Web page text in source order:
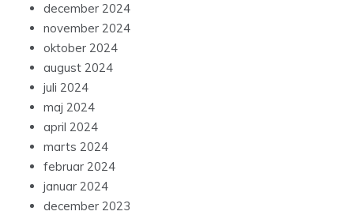
december 2024
november 2024
oktober 2024
august 2024
juli 2024
maj 2024
april 2024
marts 2024
februar 2024
januar 2024
december 2023